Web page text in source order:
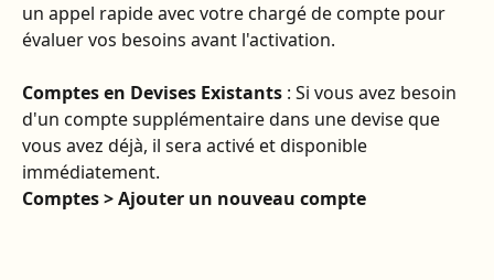
un appel rapide avec votre chargé de compte pour
évaluer vos besoins avant l'activation.
Comptes en Devises Existants : Si vous avez besoin
d'un compte supplémentaire dans une devise que
vous avez déjà, il sera activé et disponible
immédiatement.
Comptes > Ajouter un nouveau compte